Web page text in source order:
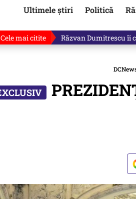
Ultimele știri Politică
Cele mai citite Ultimele informații